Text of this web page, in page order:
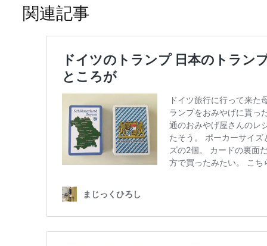
関連記事